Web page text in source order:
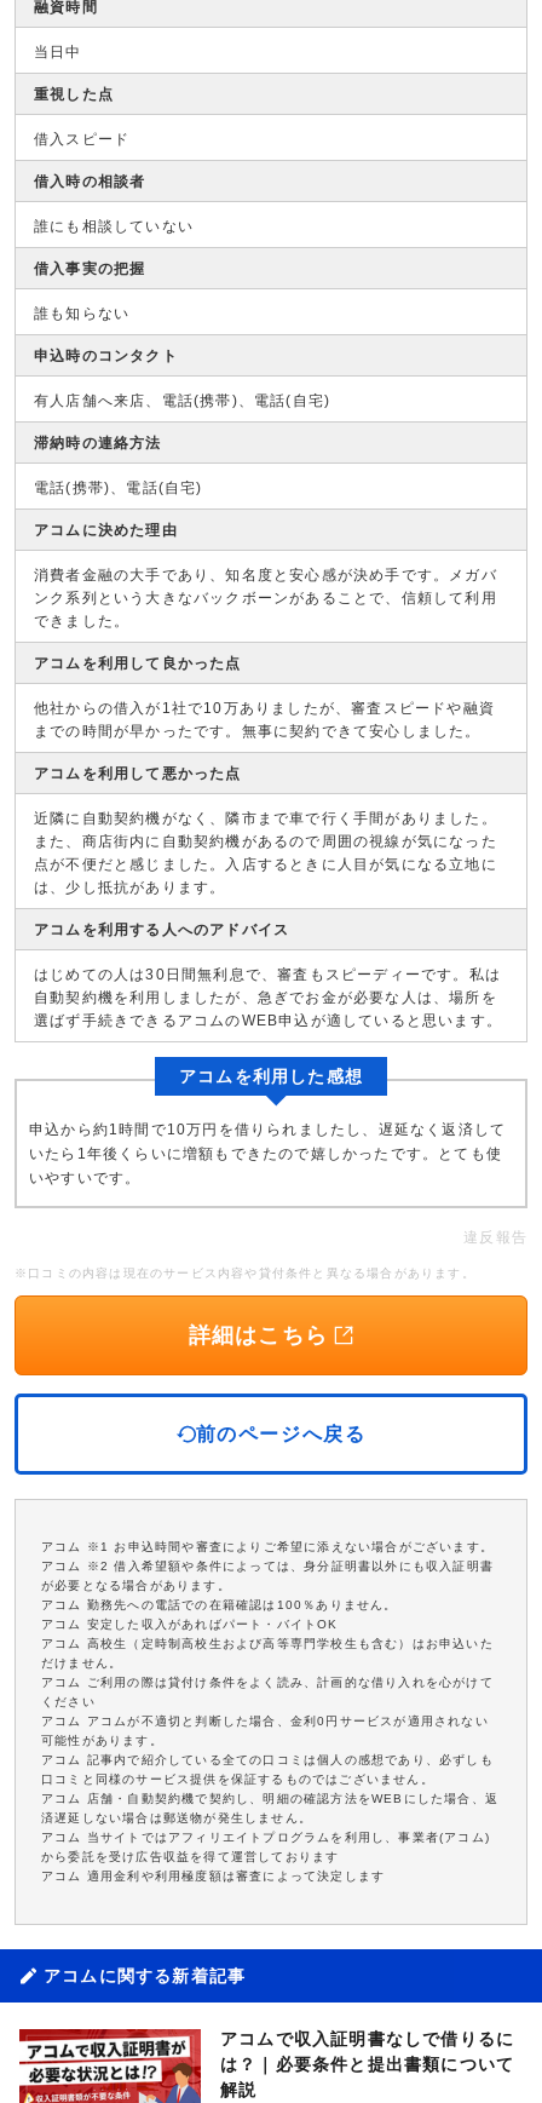
融資時間
当日中
重視した点
借入スピード
借入時の相談者
誰にも相談していない
借入事実の把握
誰も知らない
申込時のコンタクト
有人店舗へ来店、電話(携帯)、電話(自宅)
滞納時の連絡方法
電話(携帯)、電話(自宅)
アコムに決めた理由
消費者金融の大手であり、知名度と安心感が決め手です。メガバ
ンク系列という大きなバックボーンがあることで、信頼して利用
できました。
アコムを利用して良かった点
他社からの借入が1社で10万ありましたが、審査スピードや融資
までの時間が早かったです。無事に契約できて安心しました。
アコムを利用して悪かった点
近隣に自動契約機がなく、隣市まで車で行く手間がありました。
また、商店街内に自動契約機があるので周囲の視線が気になった
点が不便だと感じました。入店するときに人目が気になる立地に
は、少し抵抗があります。
アコムを利用する人へのアドバイス
はじめての人は30日間無利息で、審査もスピーディーです。私は
自動契約機を利用しましたが、急ぎでお金が必要な人は、場所を
選ばず手続きできるアコムのWEB申込が適していると思います。
アコムを利用した感想
申込から約1時間で10万円を借りられましたし、遅延なく返済して
いたら1年後くらいに増額もできたので嬉しかったです。とても使
いやすいです。
違反報告
※口コミの内容は現在のサービス内容や貸付条件と異なる場合があります。
詳細はこちら
前のページへ戻る
アコム ※1 お申込時間や審査によりご希望に添えない場合がございます。
アコム ※2 借入希望額や条件によっては、身分証明書以外にも収入証明書
が必要となる場合があります。
アコム 勤務先への電話での在籍確認は100％ありません。
アコム 安定した収入があればパート・バイトOK
アコム 高校生（定時制高校生および高等専門学校生も含む）はお申込いた
だけません。
アコム ご利用の際は貸付け条件をよく読み、計画的な借り入れを心がけて
ください
アコム アコムが不適切と判断した場合、金利0円サービスが適用されない
可能性があります。
アコム 記事内で紹介している全ての口コミは個人の感想であり、必ずしも
口コミと同様のサービス提供を保証するものではございません。
アコム 店舗・自動契約機で契約し、明細の確認方法をWEBにした場合、返
済遅延しない場合は郵送物が発生しません。
アコム 当サイトではアフィリエイトプログラムを利用し、事業者(アコム)
から委託を受け広告収益を得て運営しております
アコム 適用金利や利用極度額は審査によって決定します
アコムに関する新着記事
アコムで収入証明書なしで借りるに
は？｜必要条件と提出書類について
解説